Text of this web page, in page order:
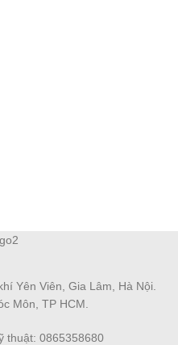
Yên Viên, Gia Lâm, Hà Nội.
Môn, TP HCM.
thuật: 0865358680